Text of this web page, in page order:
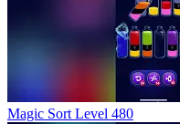
Magic Sort Level 480